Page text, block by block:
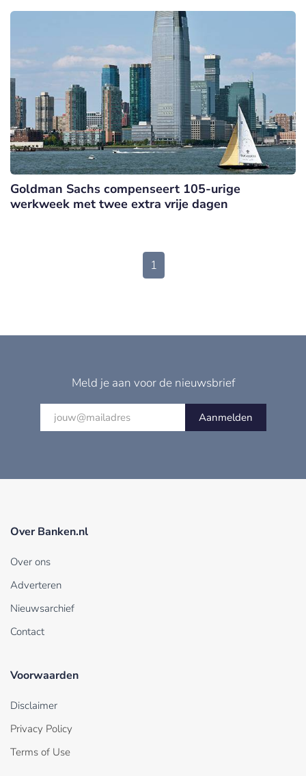
Goldman Sachs compenseert 105-urige
werkweek met twee extra vrije dagen
1
Meld je aan voor de nieuwsbrief
Aanmelden
Over Banken.nl
Over ons
Adverteren
Nieuwsarchief
Contact
Voorwaarden
Disclaimer
Privacy Policy
Terms of Use